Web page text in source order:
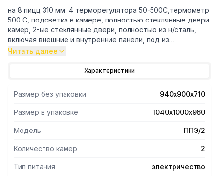
на 8 пицц 310 мм, 4 терморегулятора 50-500С,термометр
500 С, подсветка в камере, полностью стеклянные двери
камер, 2-ые стеклянные двери, полностью из н/сталь,
включая внешние и внутренние панели, под из
натурального гранитного камня 30 мм
Читать далее
Характеристики
Размер без упаковки 940х900х710
Размер в упаковке 1040х1000х960
Модель ППЭ/2
Количество камер 2
Тип питания электричество